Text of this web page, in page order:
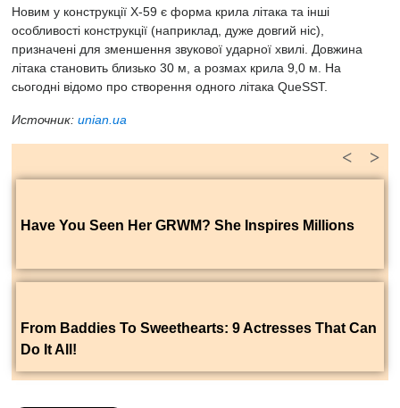
Новим у конструкції X-59 є форма крила літака та інші
особливості конструкції (наприклад, дуже довгий ніс),
призначені для зменшення звукової ударної хвилі. Довжина
літака становить близько 30 м, а розмах крила 9,0 м. На
сьогодні відомо про створення одного літака QueSST.
Источник: unian.ua
>
<
Have You Seen Her GRWM? She Inspires Millions
From Baddies To Sweethearts: 9 Actresses That Can
Do It All!